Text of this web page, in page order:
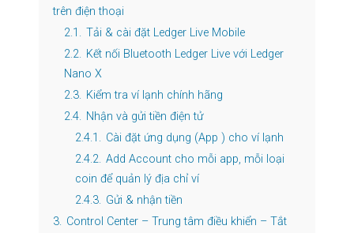
trên điện thoại
2.1. Tải & cài đặt Ledger Live Mobile
2.2. Kết nối Bluetooth Ledger Live với Ledger
Nano X
2.3. Kiểm tra ví lạnh chính hãng
2.4. Nhận và gửi tiền điện tử
2.4.1. Cài đặt ứng dụng (App ) cho ví lạnh
2.4.2. Add Account cho mỗi app, mỗi loại
coin để quản lý địa chỉ ví
2.4.3. Gửi & nhận tiền
3. Control Center – Trung tâm điều khiển – Tắt